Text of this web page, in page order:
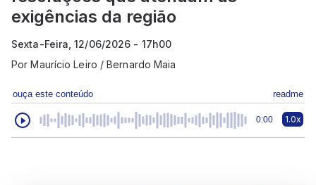
exigências da região
Sexta-Feira, 12/06/2026 - 17h00
PorMaurício Leiro / Bernardo Maia
ouça este conteúdo readme
0:00 1.0x